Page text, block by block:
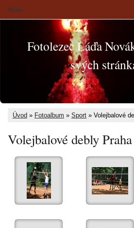
Fotolezec Láďa
svých
Úvod » Fotoalbum » Sport » Volejbalové
Volejbalové debly
Menu